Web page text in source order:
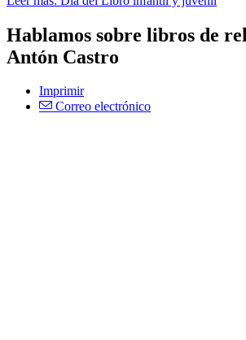
Hablamos sobre libros de
Antón Castro
Imprimir
Correo electrónico